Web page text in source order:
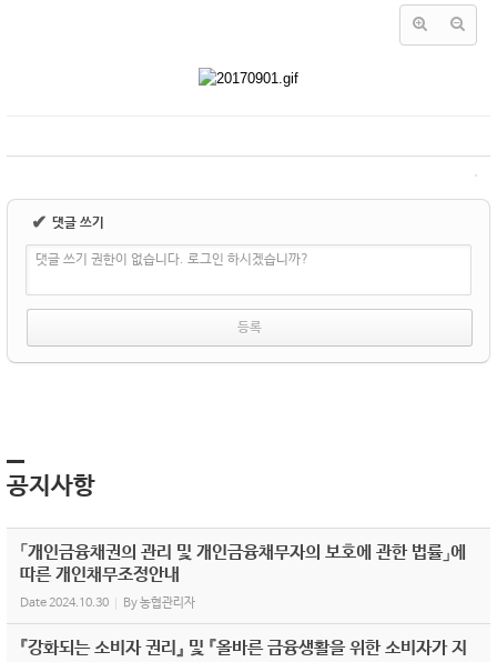
✔ 댓글 쓰기
댓글 쓰기 권한이 없습니다. 로그인 하시겠습니까?
공지사항
「개인금융채권의 관리 및 개인금융채무자의 보호에 관한 법률」에
따른 개인채무조정안내
Date2024.10.30 By농협관리자
『강화되는 소비자 권리』 및 『올바른 금융생활을 위한 소비자가 지